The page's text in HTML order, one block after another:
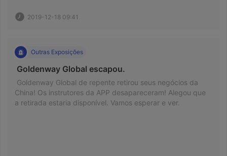
2019-12-18 09:41
Outras Exposições
Goldenway Global de repente retirou seus negócios da
China! Os instrutores da APP desapareceram! Alegou que